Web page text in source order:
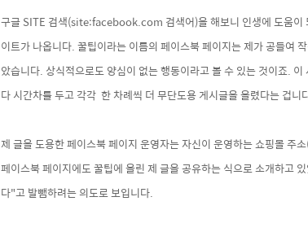
구글 SITE 검색(site:facebook.com 검색어)을 해보니 인생에 도움
이트가 나옵니다. 꿀팁이라는 이름의 페이스북 페이지는제가 공들여
았습니다. 상식적으로도 양심이 없는 행동이라고 볼 수 있는 것이죠. 이
다 시간차를 두고 각각 한 차례씩 더 무단도용 게시글을 올렸다는 겁니
제 글을 도용한 페이스북 페이지 운영자는 자신이 운영하는 쇼핑몰 주
페이스북 페이지에도 꿀팁에 올린 제 글을 공유하는 식으로 소개하고
다"고 발뺌하려는 의도로 보입니다.